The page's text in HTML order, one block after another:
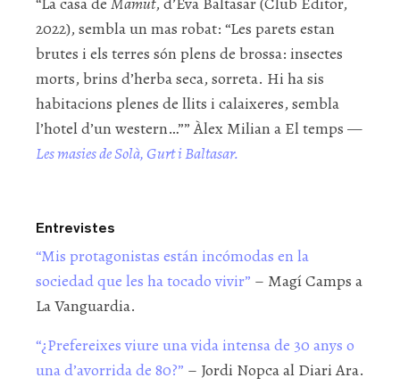
2022), sembla un mas robat: “Les parets estan
brutes i els terres són plens de brossa: insectes
morts, brins d’herba seca, sorreta. Hi ha sis
habitacions plenes de llits i calaixeres, sembla
l’hotel d’un western…”” Àlex Milian a El temps —
Les masies de Solà, Gurt i Baltasar.
Entrevistes
“Mis protagonistas están incómodas en la
sociedad que les ha tocado vivir” – Magí Camps a
La Vanguardia.
“¿Prefereixes viure una vida intensa de 30 anys o
una d’avorrida de 80?” – Jordi Nopca al Diari Ara.